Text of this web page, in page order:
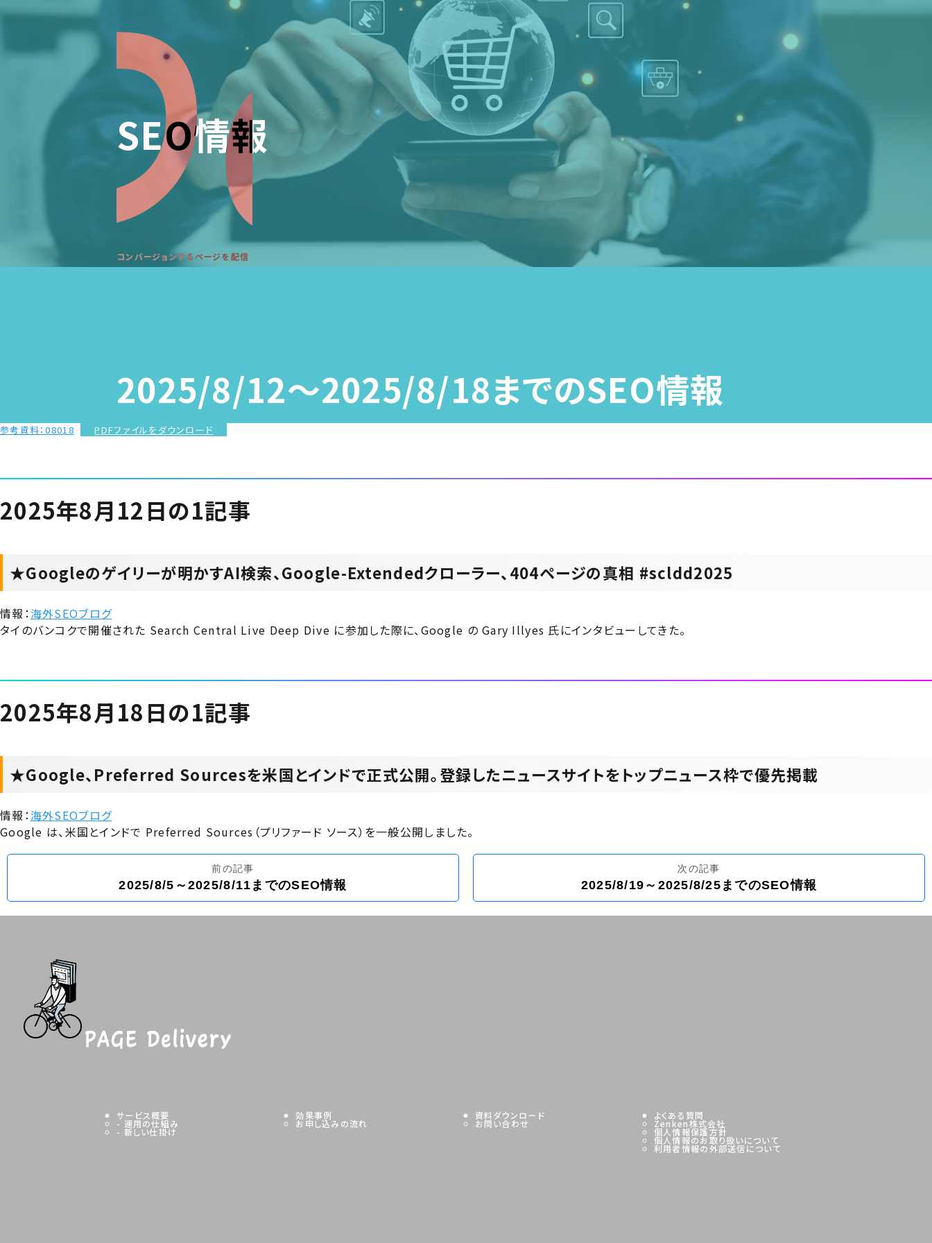
コンバージョンするページを配信
SEO情報
2025/8/12～2025/8/18までのSEO情報
参考資料：08018 ダウンロード
2025年8月12日の1記事
★Googleのゲイリーが明かすAI検索、Google-Extendedクローラー、404ページの真相 #scldd2025
情報：海外SEOブログ
タイのバンコクで開催された Search Central Live Deep Dive に参加した際に、Google の Gary Illyes 氏にインタビューしてきた。
2025年8月18日の1記事
★Google、Preferred Sourcesを米国とインドで正式公開。登録したニュースサイトをトップニュース枠で優先掲載
情報：海外SEOブログ
Google は、米国とインドで Preferred Sources（プリファード ソース）を一般公開しました。
前の記事
2025/8/5～2025/8/11までのSEO情報
次の記事
2025/8/19～2025/8/25までのSEO情報
サービス概要
- 運用の仕組み
- 新しい仕掛け
効果事例
お申し込みの流れ
資料ダウンロード
お問い合わせ
よくある質問
Zenken株式会社
個人情報保護方針
個人情報のお取り扱いについて
利用者情報の外部送信について